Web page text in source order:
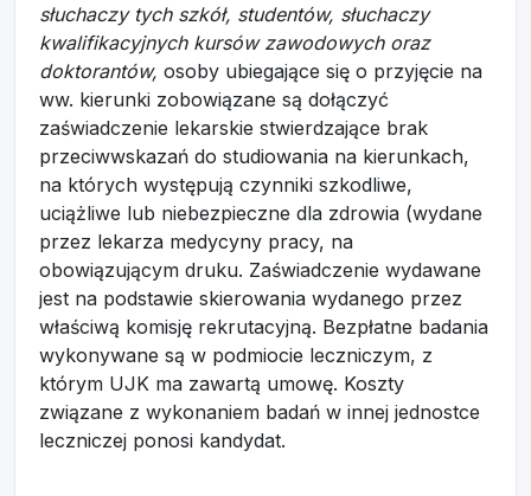
słuchaczy tych szkół, studentów, słuchaczy
kwalifikacyjnych kursów zawodowych oraz
doktorantów, osoby ubiegające się o przyjęcie na
ww. kierunki zobowiązane są dołączyć
zaświadczenie lekarskie stwierdzające brak
przeciwwskazań do studiowania na kierunkach,
na których występują czynniki szkodliwe,
uciążliwe lub niebezpieczne dla zdrowia (wydane
przez lekarza medycyny pracy, na
obowiązującym druku. Zaświadczenie wydawane
jest na podstawie skierowania wydanego przez
właściwą komisję rekrutacyjną. Bezpłatne badania
wykonywane są w podmiocie leczniczym, z
którym UJK ma zawartą umowę. Koszty
związane z wykonaniem badań w innej jednostce
leczniczej ponosi kandydat.